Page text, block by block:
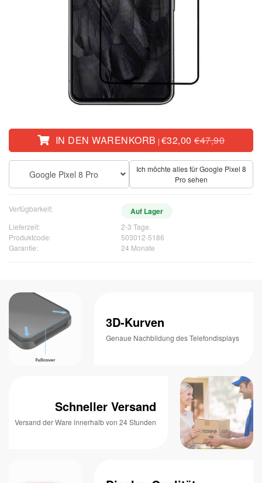
IN DEN WARENKORB | €32,00€47,90
Google Pixel 8 Pro
Ich möchte alles für Google Pixel 8
Pro sehen
Verfügbarkeit: Auf Lager
Lieferzeit:
2-3 Tage.
Produktcode:
503012-5186
Garantie:
24 Monate
3D-Kurven
Genaue Nachbildung des Telefondisplays
Schneller Versand
Versand der Ware innerhalb von 24 Stunden